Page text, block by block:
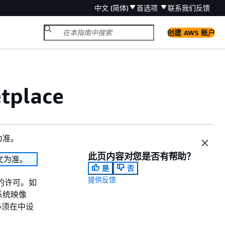
中文 (简体) 首选项 联系我们反馈
创建 AWS 账户
。
准。
许可。如
统映像
在中设
此页内容对您是否有帮助？
是
否
提供反馈